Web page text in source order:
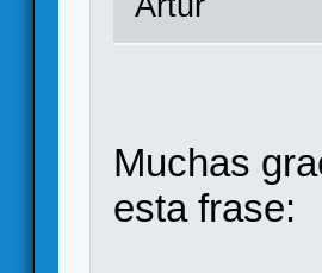
Muchas
esta frase: